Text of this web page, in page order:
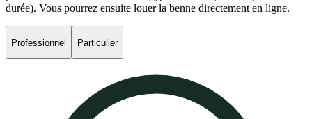
durée). Vous pourrez ensuite louer la benne directement en ligne.
Professionnel Particulier